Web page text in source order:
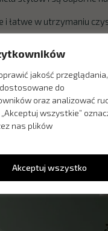
jakość przeglądania,
do
oraz analizować
wszystkie”
nas plików
Akceptuj wszystko
i łatwe w utrzymaniu
przestrzeń, ale
kolorach i wzorach,